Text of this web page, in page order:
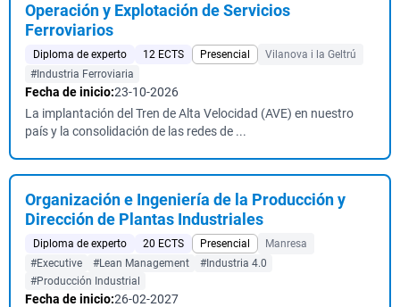
Operación y Explotación de Servicios
Ferroviarios
Diploma de experto 12 ECTS Presencial
Vilanova i la Geltrú
#Industria Ferroviaria
Fecha de inicio:23-10-2026
La implantación del Tren de Alta Velocidad (AVE) en nuestro
país y la consolidación de las redes de ...
Organización e Ingeniería de la Producción y
Dirección de Plantas Industriales
Diploma de experto 20 ECTS Presencial
Manresa
#Executive
#Lean Management
#Industria 4.0
#Producción Industrial
Fecha de inicio:26-02-2027